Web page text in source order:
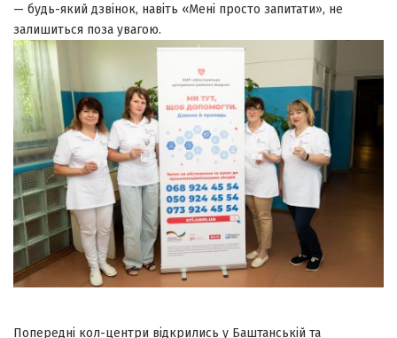
— будь-який дзвінок, навіть «Мені просто запитати», не
залишиться поза увагою.
Попередні кол-центри відкрились у Баштанській та